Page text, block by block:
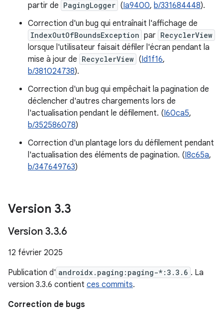
partir de PagingLogger (Ia9400, b/331684448).
Correction d'un bug qui entraînait l'affichage de
IndexOutOfBoundsException par RecyclerView
lorsque l'utilisateur faisait défiler l'écran pendant la
mise à jour de RecyclerView (Id1f16,
b/381024738).
Correction d'un bug qui empêchait la pagination de
déclencher d'autres chargements lors de
l'actualisation pendant le défilement. (I60ca5,
b/352586078)
Correction d'un plantage lors du défilement pendant
l'actualisation des éléments de pagination. (I8c65a,
b/347649763)
Version 3.3
Version 3.3.6
12 février 2025
Publication d' androidx.paging:paging-*:3.3.6 . La
version 3.3.6 contient ces commits.
Correction de bugs